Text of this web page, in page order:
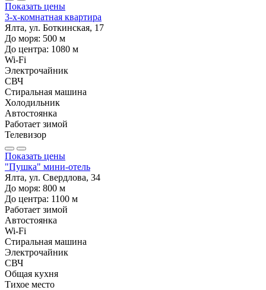
Показать цены
3-х-комнатная квартира
Ялта, ул. Боткинская, 17
До моря: 500 м
До центра: 1080 м
Wi-Fi
Электрочайник
СВЧ
Стиральная машина
Холодильник
Автостоянка
Работает зимой
Телевизор
Показать цены
"Пушка" мини-отель
Ялта, ул. Свердлова, 34
До моря: 800 м
До центра: 1100 м
Работает зимой
Автостоянка
Wi-Fi
Стиральная машина
Электрочайник
СВЧ
Общая кухня
Тихое место